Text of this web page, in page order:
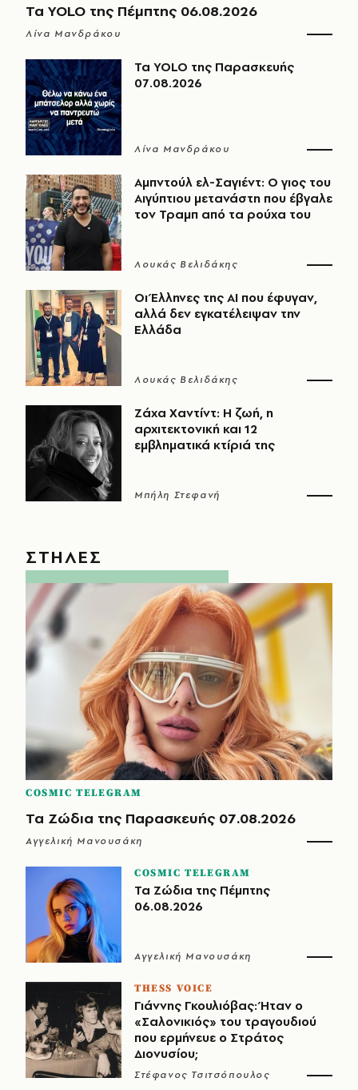
Τα YOLO της Πέμπτης 06.08.2026
Λίνα Μανδράκου
Τα YOLO της Παρασκευής
07.08.2026
Λίνα Μανδράκου
Αμπντούλ ελ-Σαγιέντ: Ο γιος του
Αιγύπτιου μετανάστη που έβγαλε
τον Τραμπ από τα ρούχα του
Λουκάς Βελιδάκης
Οι Έλληνες της ΑΙ που έφυγαν,
αλλά δεν εγκατέλειψαν την
Ελλάδα
Λουκάς Βελιδάκης
Ζάχα Χαντίντ: Η ζωή, η
αρχιτεκτονική και 12
εμβληματικά κτίριά της
Μπήλη Στεφανή
ΣΤΗΛΕΣ
COSMIC TELEGRAM
Τα Ζώδια της Παρασκευής 07.08.2026
Αγγελική Μανουσάκη
COSMIC TELEGRAM
Τα Ζώδια της Πέμπτης
06.08.2026
Αγγελική Μανουσάκη
THESS VOICE
Γιάννης Γκουλιόβας: Ήταν ο
«Σαλονικιός» του τραγουδιού
που ερμήνευε ο Στράτος
Διονυσίου;
Στέφανος Τσιτσόπουλος